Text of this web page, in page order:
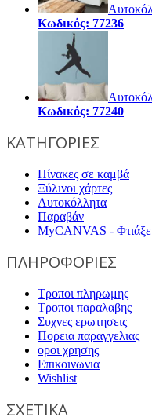
Κωδικός: 77236
Κωδικός: 77240
ΚΑΤΗΓΟΡΙΕΣ
Πίνακες σε καμβά
Ξύλινοι χάρτες
Αυτοκόλλητα
Παραβάν
MyCANVAS - Φτιάξε
ΠΛΗΡΟΦΟΡΙΕΣ
Τροποι πληρωμης
Τροποι παραλαβης
Συχνες ερωτησεις
Πορεια παραγγελιας
οροι χρησης
Επικοινωνια
Wishlist
ΣΧΕΤΙΚΑ